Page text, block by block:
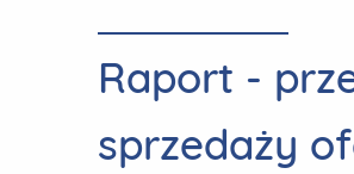
Raport -
sprzedaży